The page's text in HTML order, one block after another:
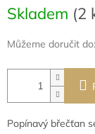
cena:
Skladem (2
Můžeme doručit do:
Popínavý břečťan